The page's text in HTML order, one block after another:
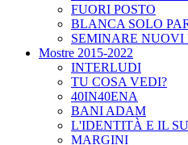
FUORI POSTO
BLANCA SOLO
SEMINARE
Mostre 2015-2022
INTERLUDI
TU COSA VEDI?
40IN40ENA
BANI ADAM
L'IDENTITÀ E IL
MARGINI